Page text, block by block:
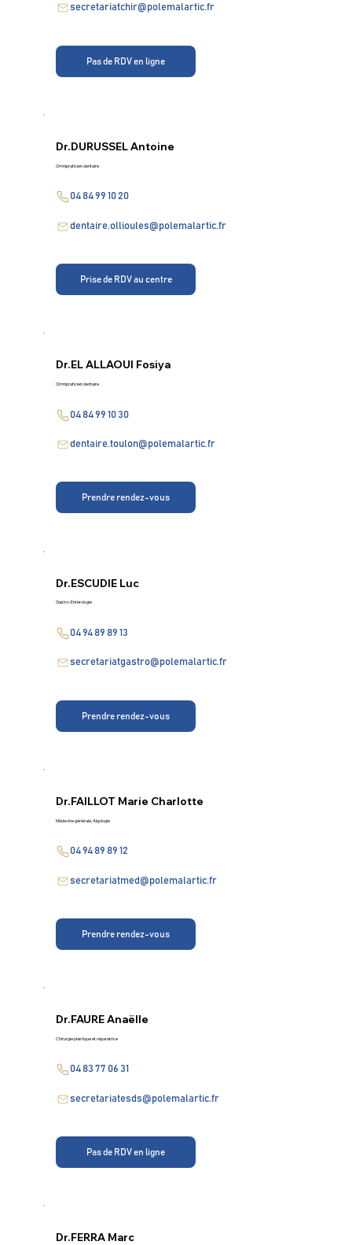
secretariatchir@polemalartic.fr
Pas de RDV en ligne
Dr.DURUSSEL Antoine
Omnipraticien dentaire
04 84 99 10 20
dentaire.ollioules@polemalartic.fr
Prise de RDV au centre
Dr.EL ALLAOUI Fosiya
Omnipraticien dentaire
04 84 99 10 30
dentaire.toulon@polemalartic.fr
Prendre rendez-vous
Dr.ESCUDIE Luc
Gastro-Entérologie
04 94 89 89 13
secretariatgastro@polemalartic.fr
Prendre rendez-vous
Dr.FAILLOT Marie Charlotte
Médecine générale, Algologie
04 94 89 89 12
secretariatmed@polemalartic.fr
Prendre rendez-vous
Dr.FAURE Anaëlle
Chirurgie plastique et réparatrice
04 83 77 06 31
secretariatesds@polemalartic.fr
Pas de RDV en ligne
Dr.FERRA Marc